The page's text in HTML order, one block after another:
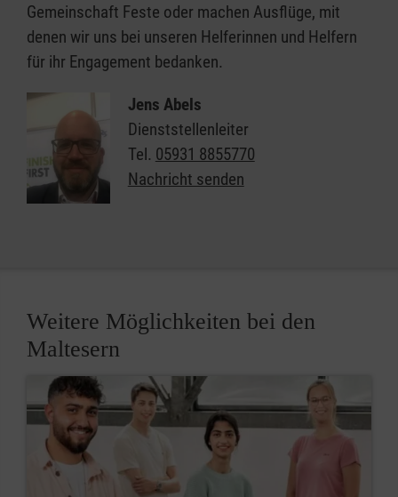
Gemeinschaft Feste oder machen Ausflüge, mit
denen wir uns bei unseren Helferinnen und Helfern
für ihr Engagement bedanken.
Jens Abels
Dienststellenleiter
Tel. 05931 8855770
Nachricht senden
Weitere Möglichkeiten bei den
Maltesern